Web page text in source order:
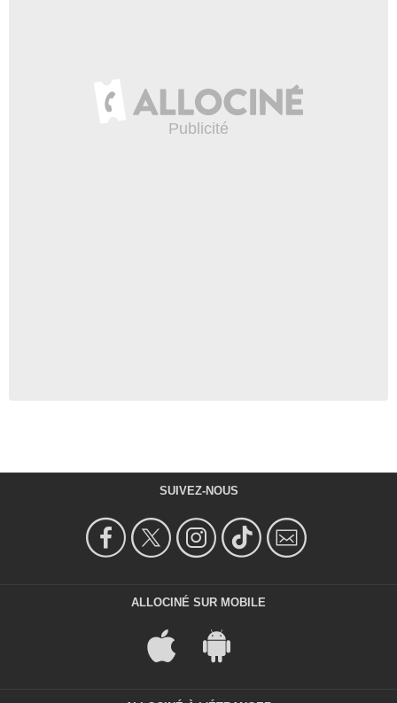
SUIVEZ-NOUS
ALLOCINÉ SUR MOBILE